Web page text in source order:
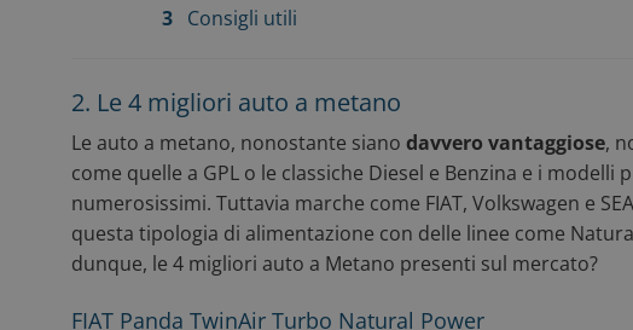
Consigli utili
2. Le 4 migliori auto a metano
Le auto a metano, nonostante siano davvero vantaggiose,
come quelle a GPL o le classiche Diesel e Benzina e i
numerosissimi. Tuttavia marche come FIAT, Volkswagen e
questa tipologia di alimentazione con delle linee come
dunque, le 4 migliori auto a Metano presenti sul mercato?
FIAT Panda TwinAir Turbo Natural Power